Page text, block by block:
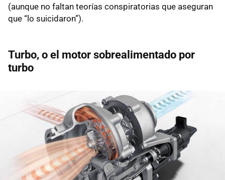
(aunque no faltan teorías conspiratorias que aseguran
que “lo suicidaron”).
Turbo, o el motor sobrealimentado por
turbo